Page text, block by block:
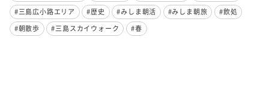
#三島広小路エリア
#歴史 #みしま朝活 #みしま朝旅
#飲処
#朝散歩
#三島スカイウォーク #春